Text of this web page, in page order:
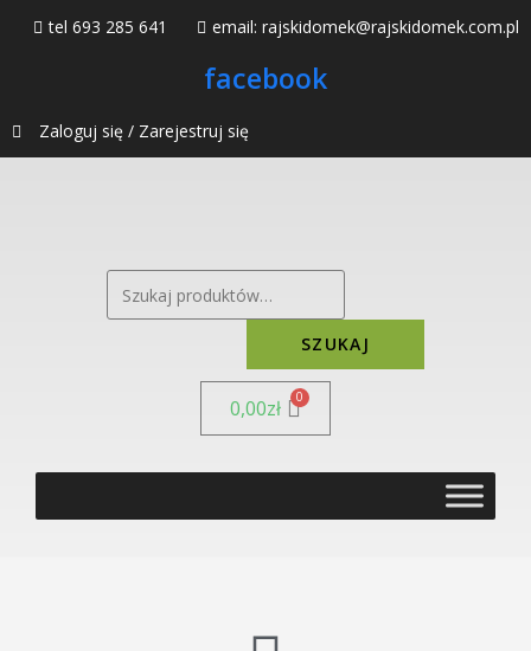
tel 693 285 641 email: rajskidomek@rajskidomek.com.pl
facebook
Zaloguj się / Zarejestruj się
SZUKAJ
0,00zł